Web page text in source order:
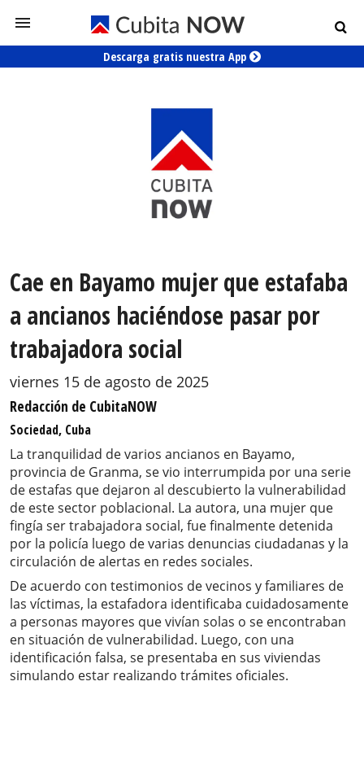
Descarga gratis nuestra App
Cae en Bayamo mujer que estafaba
a ancianos haciéndose pasar por
trabajadora social
viernes 15 de agosto de 2025
Redacción de CubitaNOW
Sociedad, Cuba
La tranquilidad de varios ancianos en Bayamo,
provincia de Granma, se vio interrumpida por una serie
de estafas que dejaron al descubierto la vulnerabilidad
de este sector poblacional. La autora, una mujer que
fingía ser trabajadora social, fue finalmente detenida
por la policía luego de varias denuncias ciudadanas y la
circulación de alertas en redes sociales.
De acuerdo con testimonios de vecinos y familiares de
las víctimas, la estafadora identificaba cuidadosamente
a personas mayores que vivían solas o se encontraban
en situación de vulnerabilidad. Luego, con una
identificación falsa, se presentaba en sus viviendas
simulando estar realizando trámites oficiales.